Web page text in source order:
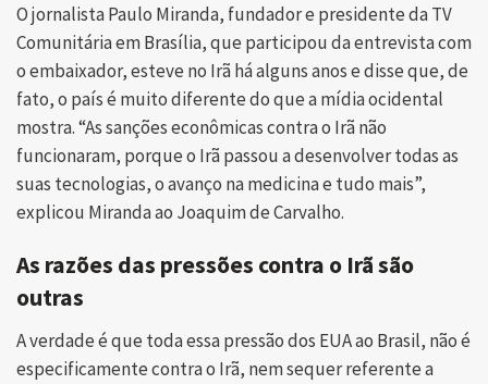
O jornalista Paulo Miranda, fundador e presidente da TV
Comunitária em Brasília, que participou da entrevista com
o embaixador, esteve no Irã há alguns anos e disse que, de
fato, o país é muito diferente do que a mídia ocidental
mostra. “As sanções econômicas contra o Irã não
funcionaram, porque o Irã passou a desenvolver todas as
suas tecnologias, o avanço na medicina e tudo mais”,
explicou Miranda ao Joaquim de Carvalho.
As razões das pressões contra o Irã são
outras
A verdade é que toda essa pressão dos EUA ao Brasil, não é
especificamente contra o Irã, nem sequer referente a